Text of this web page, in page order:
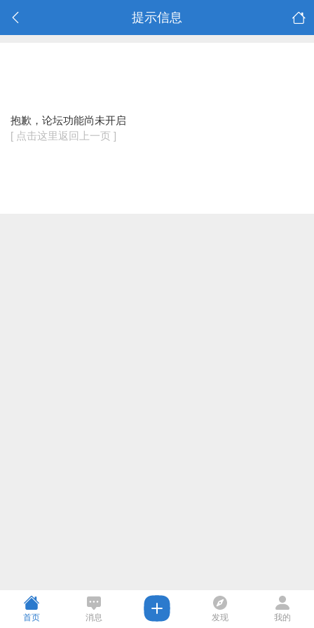
提示信息
抱歉，论坛功能尚未开启
[ 点击这里返回上一页 ]
首页 消息 发现 我的